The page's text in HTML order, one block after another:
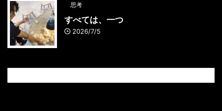
思考
すべては、一つ
2026/7/5